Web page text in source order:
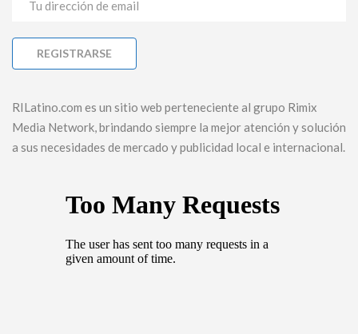
RILatino.com es un sitio web perteneciente al grupo Rimix
Media Network, brindando siempre la mejor atención y solución
a sus necesidades de mercado y publicidad local e internacional.